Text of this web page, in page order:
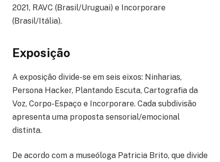
2021, RAVC (Brasil/Uruguai) e Incorporare
(Brasil/Itália).
Exposição
A exposição divide-se em seis eixos: Ninharias,
Persona Hacker, Plantando Escuta, Cartografia da
Voz, Corpo-Espaço e Incorporare. Cada subdivisão
apresenta uma proposta sensorial/emocional
distinta.
De acordo com a museóloga Patricia Brito, que divide